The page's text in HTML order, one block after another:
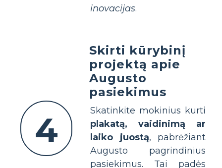
inovacijas.
4
Skirti kūrybinį
projektą apie
Augusto
pasiekimus
Skatinkite mokinius kurti
plakatą, vaidinimą ar
laiko juostą, pabrėžiant
Augusto pagrindinius
pasiekimus. Tai padės